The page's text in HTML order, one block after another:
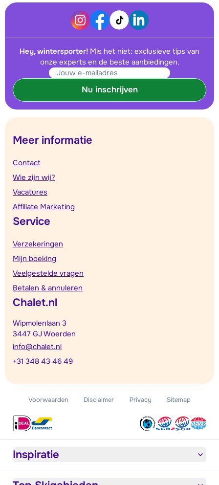
Hey, wintersporter! Mis het niet: exclusieve tips van
onze experts en de beste aanbiedingen.
Nu inschrijven
Meer informatie
Contact
Wie zijn wij?
Vacatures
Affiliate Marketing
Service
Verzekeringen
Mijn boeking
Veelgestelde vragen
Betalen & annuleren
Chalet.nl
Wipmolenlaan 3
3447 GJ Woerden
info@chalet.nl
+31 348 43 46 49
Voorwaarden Disclaimer Privacy Sitemap
Inspiratie